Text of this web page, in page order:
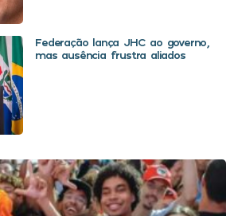
Federação lança JHC ao governo,
mas ausência frustra aliados